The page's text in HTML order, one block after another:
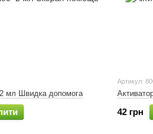
мл Швидка допомога
Артикул:
42 грн